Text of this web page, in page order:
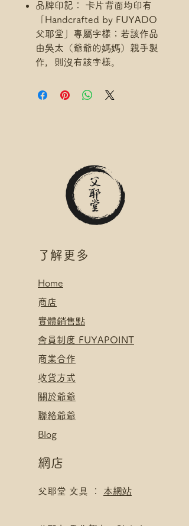
品牌印記： 卡片背面均印有
「Handcrafted by FUYADO
父耶堂」專屬字樣；若該作品
由吳太（爺爺的媽媽）親手製
作，則沒有該字樣。
​了解更多
Home
​商店
​實體銷售點
​會員制度 FUYAPOINT
​商業合作
​收貨方式
關於爺爺
聯絡爺爺
Blog
網店
父耶堂 文具 ： 本網站